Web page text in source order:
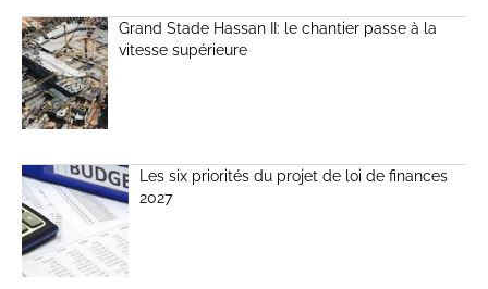
Grand Stade Hassan II: le chantier passe à la
vitesse supérieure
Les six priorités du projet de loi de finances
2027